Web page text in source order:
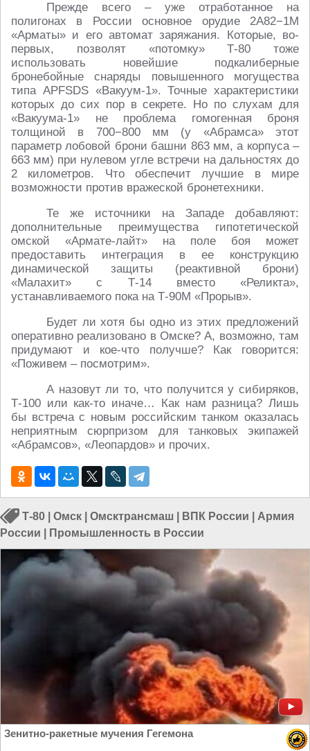
Прежде всего – уже отработанное на
полигонах в России основное орудие 2А82−1М
«Арматы» и его автомат заряжания. Которые, во-
первых, позволят «потомку» Т-80 тоже
использовать новейшие подкалиберные
бронебойные снаряды повышенного могущества
типа APFSDS «Вакуум-1». Точные характеристики
которых до сих пор в секрете. Но по слухам для
«Вакуума-1» не проблема гомогенная броня
толщиной в 700−800 мм (у «Абрамса» этот
параметр лобовой брони башни 863 мм, а корпуса –
663 мм) при нулевом угле встречи на дальностях до
2 километров. Что обеспечит лучшие в мире
возможности против вражеской бронетехники.
Те же источники на Западе добавляют:
дополнительные преимущества гипотетической
омской «Армате-лайт» на поле боя может
предоставить интеграция в ее конструкцию
динамической защиты (реактивной брони)
«Малахит» с Т-14 вместо «Реликта»,
устанавливаемого пока на Т-90М «Прорыв».
Будет ли хотя бы одно из этих предложений
оперативно реализовано в Омске? А, возможно, там
придумают и кое-что получше? Как говорится:
«Поживем – посмотрим».
А назовут ли то, что получится у сибиряков,
Т-100 или как-то иначе… Как нам разница? Лишь
бы встреча с новым российским танком оказалась
неприятным сюрпризом для танковых экипажей
«Абрамсов», «Леопардов» и прочих.
Т-80 Омск Омсктрансмаш ВПК России
Армия
России
Промышленность в России
Зенитно-ракетные мучения Гегемона